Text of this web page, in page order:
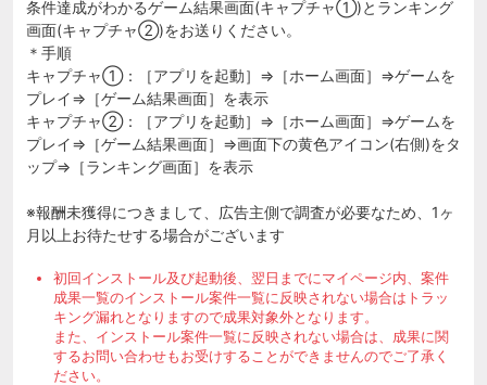
条件達成がわかるゲーム結果画面(キャプチャ①)とランキング
画面(キャプチャ②)をお送りください。
＊手順
キャプチャ①：［アプリを起動］⇒［ホーム画面］⇒ゲームを
プレイ⇒［ゲーム結果画面］を表示
キャプチャ②：［アプリを起動］⇒［ホーム画面］⇒ゲームを
プレイ⇒［ゲーム結果画面］⇒画面下の黄色アイコン(右側)をタ
ップ⇒［ランキング画面］を表示
※報酬未獲得につきまして、広告主側で調査が必要なため、1ヶ
月以上お待たせする場合がございます
初回インストール及び起動後、翌日までにマイページ内、案件
成果一覧のインストール案件一覧に反映されない場合はトラッ
キング漏れとなりますので成果対象外となります。
また、インストール案件一覧に反映されない場合は、成果に関
するお問い合わせもお受けすることができませんのでご了承く
ださい。